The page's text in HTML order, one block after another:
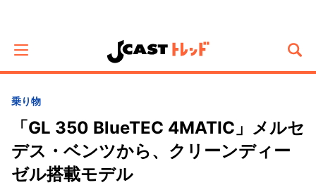
乗り物
「GL 350 BlueTEC 4MATIC」メルセ
デス・ベンツから、クリーンディー
ゼル搭載モデル